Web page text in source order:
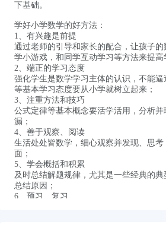
下基础。
学好小学数学的好方法：
1、有兴趣是前提
通过老师的引导和家长的配合，让孩子
学小游戏，和同学互动学习等方法来提高
2、端正的学习态度
强化学生是数学学习主体的认识，不能
等基本学习态度要从小学就树立起来；
3、注重方法和技巧
公式定律等基本概念要活学活用，分析
漏；
4、善于观察、阅读
生活处处皆数学，细心观察并发现、思
面；
5、学会概括和积累
及时总结解题规律，尤其是一些经典的
总结原因；
6、预习、复习